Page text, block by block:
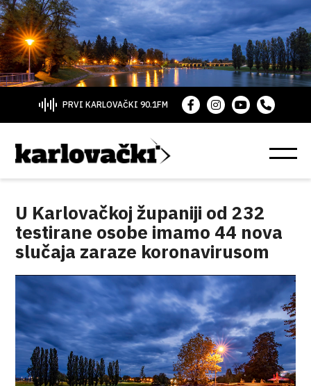
PRVI KARLOVAČKI 90.1FM
U Karlovačkoj županiji od 232
testirane osobe imamo 44 nova
slučaja zaraze koronavirusom